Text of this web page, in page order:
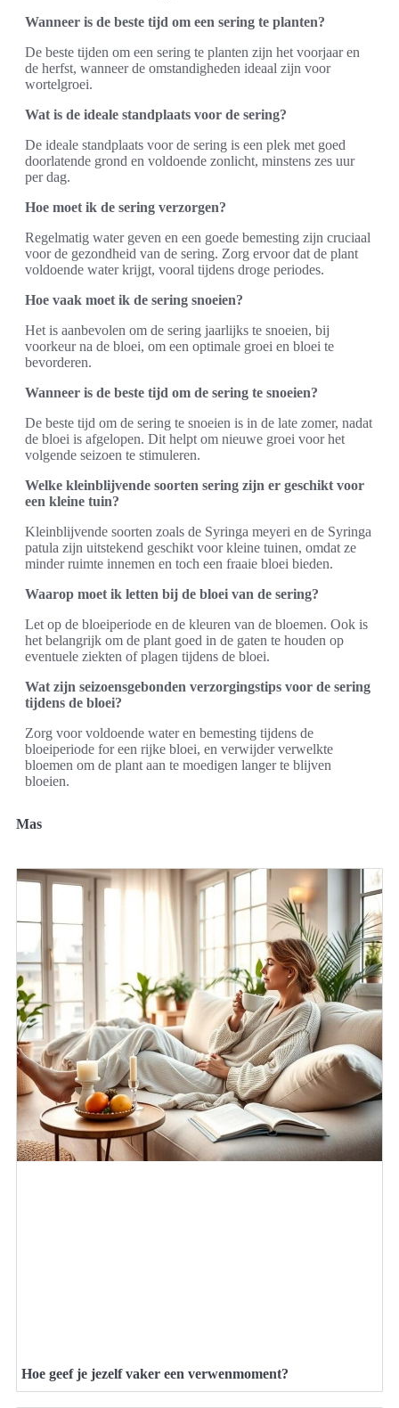
Wanneer is de beste tijd om een sering te planten?
De beste tijden om een sering te planten zijn het voorjaar en
de herfst, wanneer de omstandigheden ideaal zijn voor
wortelgroei.
Wat is de ideale standplaats voor de sering?
De ideale standplaats voor de sering is een plek met goed
doorlatende grond en voldoende zonlicht, minstens zes uur
per dag.
Hoe moet ik de sering verzorgen?
Regelmatig water geven en een goede bemesting zijn cruciaal
voor de gezondheid van de sering. Zorg ervoor dat de plant
voldoende water krijgt, vooral tijdens droge periodes.
Hoe vaak moet ik de sering snoeien?
Het is aanbevolen om de sering jaarlijks te snoeien, bij
voorkeur na de bloei, om een optimale groei en bloei te
bevorderen.
Wanneer is de beste tijd om de sering te snoeien?
De beste tijd om de sering te snoeien is in de late zomer, nadat
de bloei is afgelopen. Dit helpt om nieuwe groei voor het
volgende seizoen te stimuleren.
Welke kleinblijvende soorten sering zijn er geschikt voor
een kleine tuin?
Kleinblijvende soorten zoals de Syringa meyeri en de Syringa
patula zijn uitstekend geschikt voor kleine tuinen, omdat ze
minder ruimte innemen en toch een fraaie bloei bieden.
Waarop moet ik letten bij de bloei van de sering?
Let op de bloeiperiode en de kleuren van de bloemen. Ook is
het belangrijk om de plant goed in de gaten te houden op
eventuele ziekten of plagen tijdens de bloei.
Wat zijn seizoensgebonden verzorgingstips voor de sering
tijdens de bloei?
Zorg voor voldoende water en bemesting tijdens de
bloeiperiode for een rijke bloei, en verwijder verwelkte
bloemen om de plant aan te moedigen langer te blijven
bloeien.
Mas
Hoe geef je jezelf vaker een verwenmoment?